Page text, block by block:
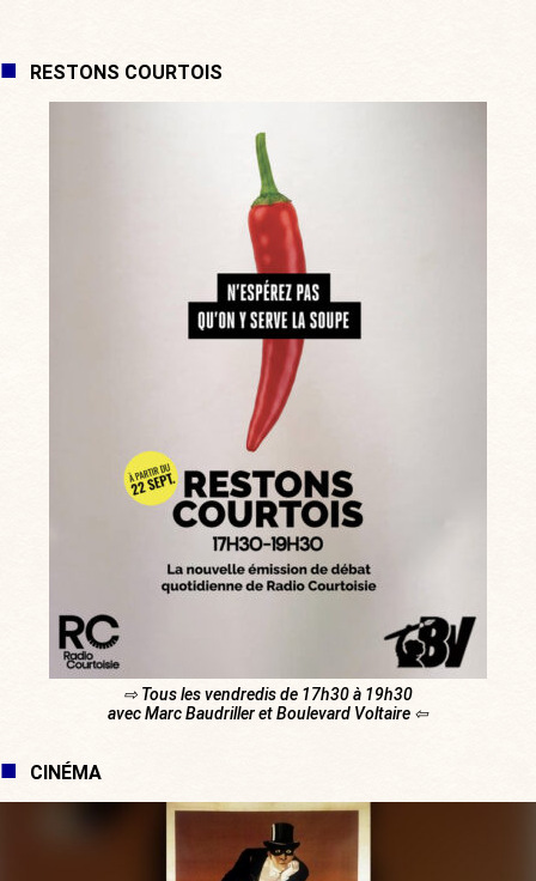
RESTONS COURTOIS
⇨ Tous les vendredis de 17h30 à 19h30
avec Marc Baudriller et Boulevard Voltaire ⇦
CINÉMA